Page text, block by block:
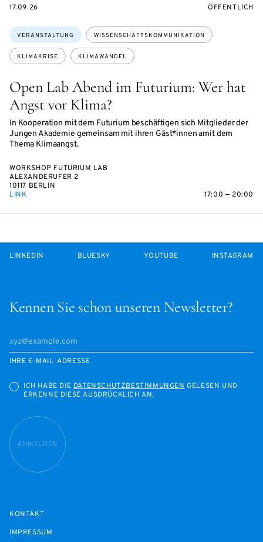
Open Lab Abend im Futurium: Wer hat
Angst vor Klima?
In Kooperation mit dem Futurium beschäftigen sich Mitglieder der
Jungen Akademie gemeinsam mit ihren Gäst*innen amit dem
Thema Klimaangst.
Themen:
VERANSTALTUNG WISSENSCHAFTSKOMMUNIKATION
KLIMAKRISE KLIMAWANDEL
EVENTBEGINSON
17.09.26 ÖFFENTLICH
WORKSHOP FUTURIUM LAB
ALEXANDERUFER 2
10117 BERLIN
LINK
17:00 — 20:00
Kennen Sie schon unseren Newsletter?
IHRE E-MAIL-ADRESSE
ICH HABE DIEDATENSCHUTZBESTIMMUNGENGELESEN UND
ERKENNE DIESE AUSDRÜCKLICH AN.
ANMELDEN
LINKEDIN BLUESKY YOUTUBE INSTAGRAM
KONTAKT
IMPRESSUM